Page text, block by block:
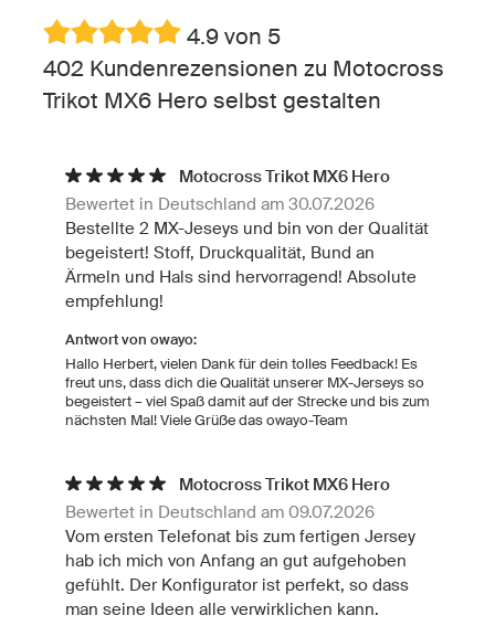
4.9 von 5
402 Kundenrezensionen zu Motocross
Trikot MX6 Hero selbst gestalten
Motocross Trikot MX6 Hero
Bewertet in Deutschland am 30.07.2026
Bestellte 2 MX-Jeseys und bin von der Qualität
begeistert! Stoff, Druckqualität, Bund an
Ärmeln und Hals sind hervorragend! Absolute
empfehlung!
Antwort von owayo:
Hallo Herbert, vielen Dank für dein tolles Feedback! Es
freut uns, dass dich die Qualität unserer MX-Jerseys so
begeistert – viel Spaß damit auf der Strecke und bis zum
nächsten Mal! Viele Grüße das owayo-Team
Motocross Trikot MX6 Hero
Bewertet in Deutschland am 09.07.2026
Vom ersten Telefonat bis zum fertigen Jersey
hab ich mich von Anfang an gut aufgehoben
gefühlt. Der Konfigurator ist perfekt, so dass
man seine Ideen alle verwirklichen kann.